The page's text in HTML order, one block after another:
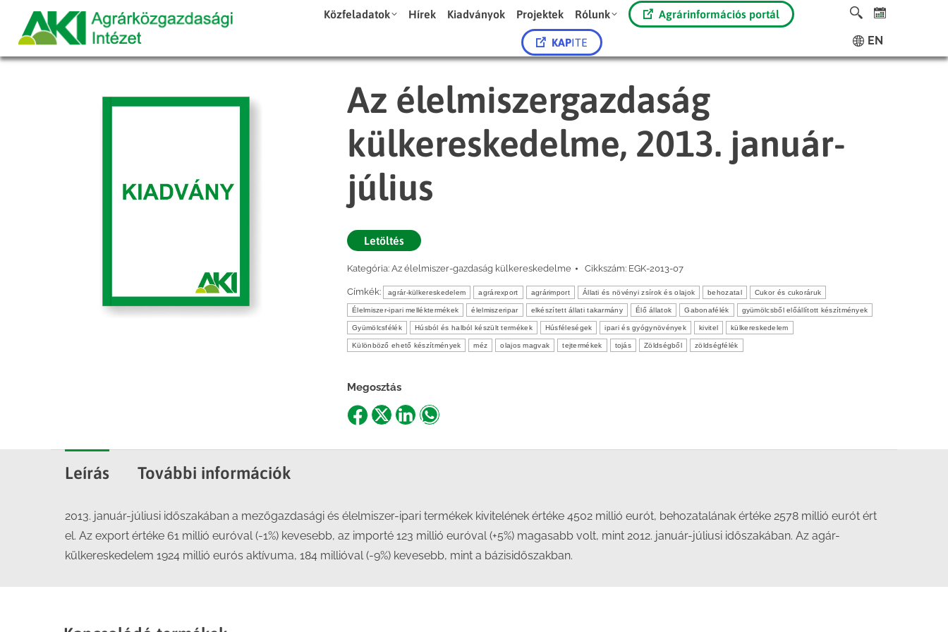
Közfeladatok Hírek Kiadványok Projektek Rólunk Agrárinformációs portál
KAPITE EN
Az élelmiszergazdaság
külkereskedelme, 2013. január-
július
Letöltés
Kategória: Az élelmiszer-gazdaság külkereskedelme Cikkszám: EGK-2013-07
Címkék: agrár-külkereskedelem agrárexport agrárimport Állati és növényi zsírok és olajok behozatal Cukor és cukoráruk
Élelmiszer-ipari melléktermékek élelmiszeripar elkészített állati takarmány Élő állatok Gabonafélék gyümölcsből előállított készítmények
Gyümölcsfélék Húsból és halból készült termékek Húsféleségek ipari és gyógynövények kivitel külkereskedelem
Különböző ehető készítmények méz olajos magvak tejtermékek tojás Zöldségből zöldségfélék
Megosztás
ShareShareShareShare
Leírás További információk
2013. január-júliusi időszakában a mezőgazdasági és élelmiszer-ipari termékek kivitelének értéke 4502 millió eurót, behozatalának értéke 2578 millió eurót ért
el. Az export értéke 61 millió euróval (-1%) kevesebb, az importé 123 millió euróval (+5%) magasabb volt, mint 2012. január-júliusi időszakában. Az agár-
külkereskedelem 1924 millió eurós aktívuma, 184 millióval (-9%) kevesebb, mint a bázisidőszakban.